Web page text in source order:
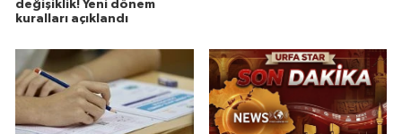
değişiklik! Yeni dönem
kuralları açıklandı